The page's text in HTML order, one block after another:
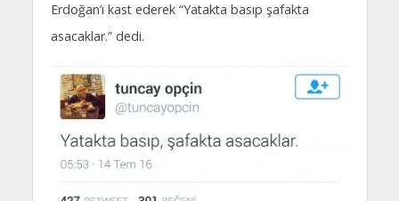
Erdoğan’ı kast ederek “Yatakta basıp şafakta
asacaklar.” dedi.